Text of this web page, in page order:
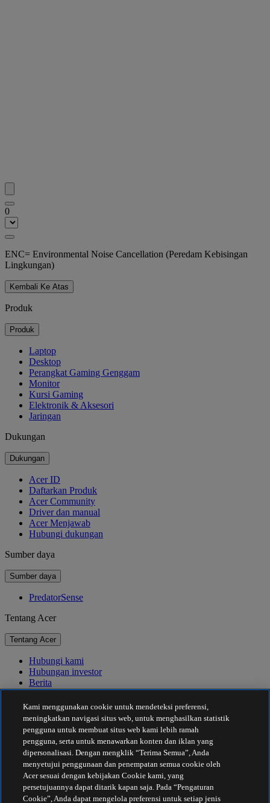
0
ENC= Environmental Noise Cancellation (Peredam Kebisingan
Lingkungan)
Kembali Ke Atas
Produk
Produk
Laptop
Desktop
Perangkat Gaming Genggam
Monitor
Kursi Gaming
Elektronik & Aksesori
Jaringan
Dukungan
Dukungan
Acer ID
Daftarkan Produk
Acer Community
Driver dan manual
Acer Menjawab
Hubungi dukungan
Sumber daya
Sumber daya
PredatorSense
Tentang Acer
Tentang Acer
Hubungi kami
Hubungan investor
Berita
Penghargaan
Acara
Keberlanjutan
Keberlanjutan
Tanggung Jawab Sosial Perusahaan
Jejak Karbon Produk
Proyek Kemanusiaan
Earthion
Kami menggunakan cookie untuk mendeteksi preferensi,
meningkatkan navigasi situs web, untuk menghasilkan statistik
pengguna untuk membuat situs web kami lebih ramah
pengguna, serta untuk menawarkan konten dan iklan yang
dipersonalisasi. Dengan mengklik “Terima Semua”, Anda
menyetujui penggunaan dan penempatan semua cookie oleh
Acer sesuai dengan kebijakan Cookie kami, yang
persetujuannya dapat ditarik kapan saja. Pada “Pengaturan
Cookie”, Anda dapat mengelola preferensi untuk setiap jenis